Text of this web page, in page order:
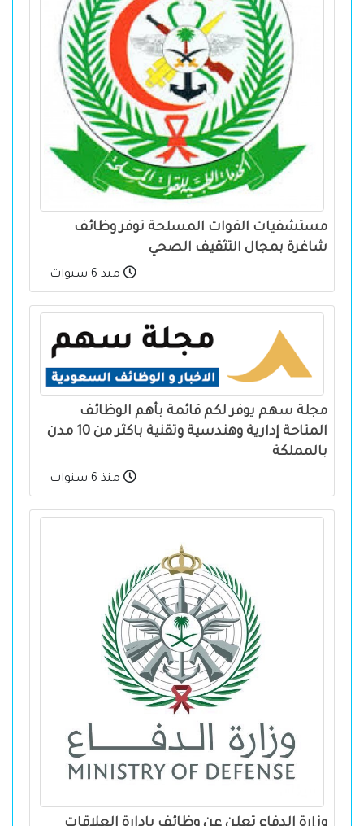
مستشفيات القوات المسلحة توفر وظائف
شاغرة بمجال التثقيف الصحي
منذ 6 سنوات
مجلة سهم يوفر لكم قائمة بأهم الوظائف
المتاحة إدارية وهندسية وتقنية باكثر من 10 مدن
بالمملكة
منذ 6 سنوات